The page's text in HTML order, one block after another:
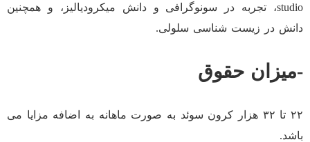
studio، تجربه در سونوگرافی و دانش میکرودیالیز، و همچنین
دانش در زیست شناسی سلولی.
-میزان حقوق
۲۲ تا ۳۲ هزار کرون سوئد به صورت ماهانه به اضافه مزایا می
باشد.